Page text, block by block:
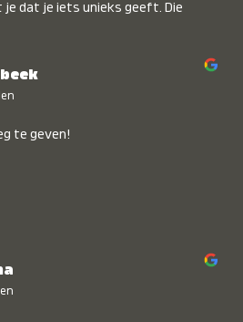
je dat je iets unieks geeft. Die
te geven!